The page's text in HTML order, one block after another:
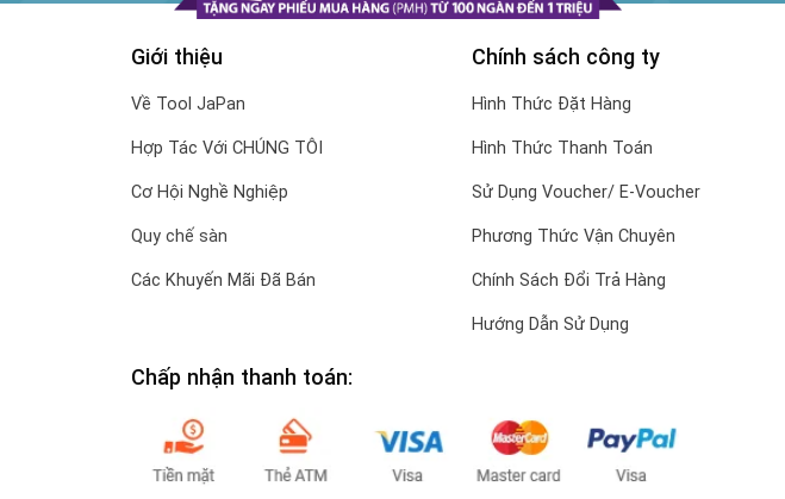
Giới thiệu
Về Tool JaPan
Hợp Tác Với CHÚNG TÔI
Cơ Hội Nghề Nghiệp
Quy chế sàn
Các Khuyến Mãi Đã Bán
Chính sách công ty
Hình Thức Đặt Hàng
Hình Thức Thanh Toán
Sử Dụng Voucher/ E-Voucher
Phương Thức Vận Chuyên
Chính Sách Đổi Trả Hàng
Hướng Dẫn Sử Dụng
Chấp nhận thanh toán: